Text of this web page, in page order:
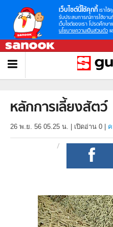
เว็บไซต์นี้ใช้คุกกี้ เราใช้
รับประสบการณ์การใช้งา
เว็บไซต์ของเรา โปรดศึกษา
นโยบายความเป็นส่วนตัว แ
หลักการเลี้ยงสัตว์
26 พ.ย. 56 05.25 น. เปิดอ่าน 0